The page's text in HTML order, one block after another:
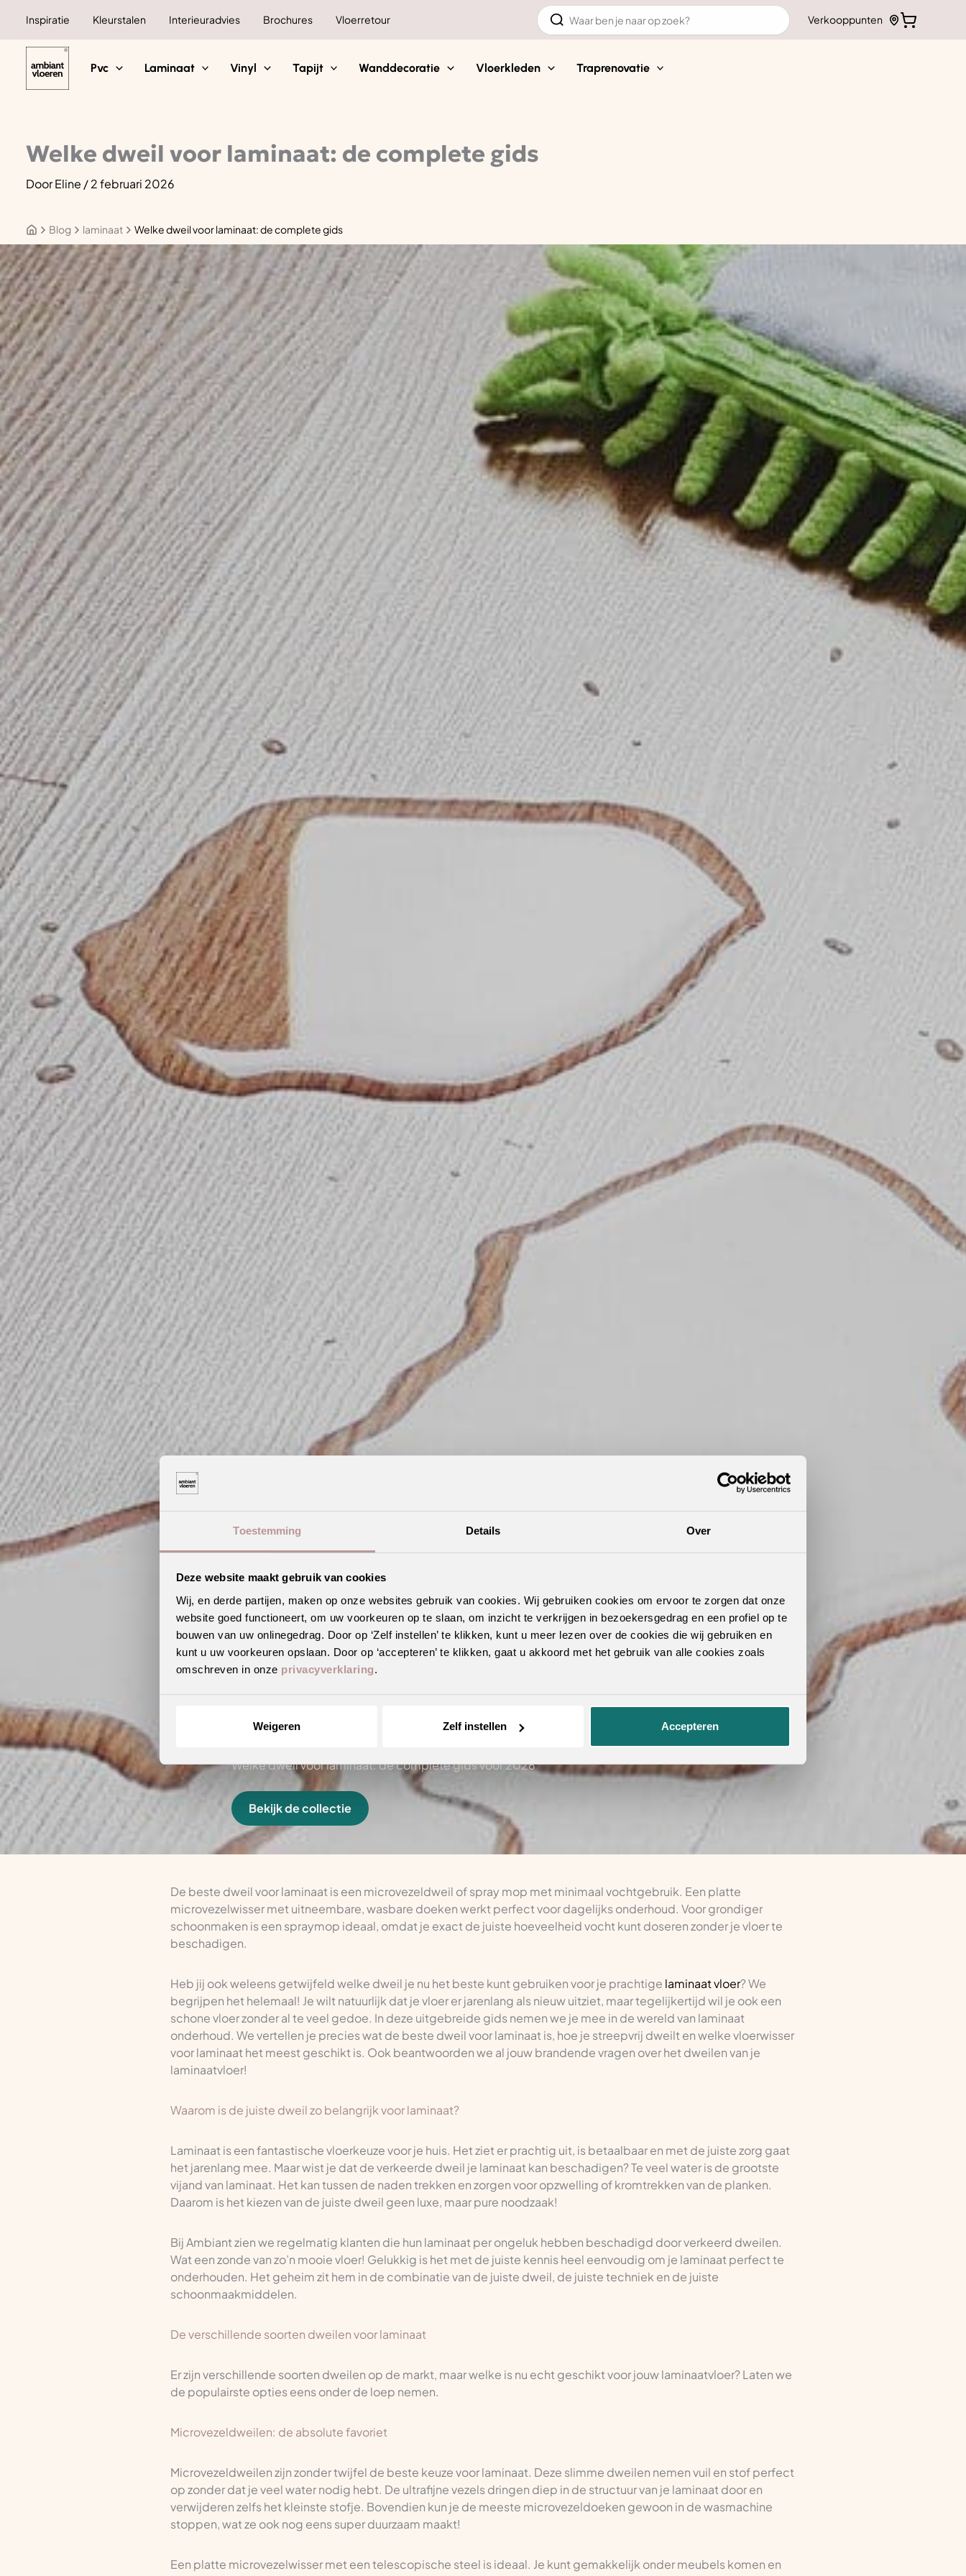
Toestemming Details Over
Deze website maakt gebruik van cookies
Wij, en derde partijen, maken op onze websites gebruik van cookies. Wij gebruiken cookies om ervoor te zorgen dat onze
website goed functioneert, om uw voorkeuren op te slaan, om inzicht te verkrijgen in bezoekersgedrag en een profiel op te
bouwen van uw onlinegedrag. Door op ‘Zelf instellen’ te klikken, kunt u meer lezen over de cookies die wij gebruiken en
kunt u uw voorkeuren opslaan. Door op ‘accepteren’ te klikken, gaat u akkoord met het gebruik van alle cookies zoals
omschreven in onze privacyverklaring.
Weigeren Zelf instellen Accepteren
Inspiratie Kleurstalen Interieuradvies Brochures Vloerretour
Zoeken
naar:
Verkooppunten
Pvc Laminaat Vinyl Tapijt Wanddecoratie Vloerkleden Traprenovatie
Welke dweil voor laminaat: de complete gids
DoorEline /2 februari 2026
Blog laminaat Welke dweil voor laminaat: de complete gids
Welke dweil voor laminaat: de complete gids voor 2026
Bekijk de collectie
De beste dweil voor laminaat is een microvezeldweil of spray mop met minimaal vochtgebruik. Een platte
microvezelwisser met uitneembare, wasbare doeken werkt perfect voor dagelijks onderhoud. Voor grondiger
schoonmaken is een spraymop ideaal, omdat je exact de juiste hoeveelheid vocht kunt doseren zonder je vloer te
beschadigen.
Heb jij ook weleens getwijfeld welke dweil je nu het beste kunt gebruiken voor je prachtige laminaat vloer? We
begrijpen het helemaal! Je wilt natuurlijk dat je vloer er jarenlang als nieuw uitziet, maar tegelijkertijd wil je ook een
schone vloer zonder al te veel gedoe. In deze uitgebreide gids nemen we je mee in de wereld van laminaat
onderhoud. We vertellen je precies wat de beste dweil voor laminaat is, hoe je streepvrij dweilt en welke vloerwisser
voor laminaat het meest geschikt is. Ook beantwoorden we al jouw brandende vragen over het dweilen van je
laminaatvloer!
Waarom is de juiste dweil zo belangrijk voor laminaat?
Laminaat is een fantastische vloerkeuze voor je huis. Het ziet er prachtig uit, is betaalbaar en met de juiste zorg gaat
het jarenlang mee. Maar wist je dat de verkeerde dweil je laminaat kan beschadigen? Te veel water is de grootste
vijand van laminaat. Het kan tussen de naden trekken en zorgen voor opzwelling of kromtrekken van de planken.
Daarom is het kiezen van de juiste dweil geen luxe, maar pure noodzaak!
Bij Ambiant zien we regelmatig klanten die hun laminaat per ongeluk hebben beschadigd door verkeerd dweilen.
Wat een zonde van zo’n mooie vloer! Gelukkig is het met de juiste kennis heel eenvoudig om je laminaat perfect te
onderhouden. Het geheim zit hem in de combinatie van de juiste dweil, de juiste techniek en de juiste
schoonmaakmiddelen.
De verschillende soorten dweilen voor laminaat
Er zijn verschillende soorten dweilen op de markt, maar welke is nu echt geschikt voor jouw laminaatvloer? Laten we
de populairste opties eens onder de loep nemen.
Microvezeldweilen: de absolute favoriet
Microvezeldweilen zijn zonder twijfel de beste keuze voor laminaat. Deze slimme dweilen nemen vuil en stof perfect
op zonder dat je veel water nodig hebt. De ultrafijne vezels dringen diep in de structuur van je laminaat door en
verwijderen zelfs het kleinste stofje. Bovendien kun je de meeste microvezeldoeken gewoon in de wasmachine
stoppen, wat ze ook nog eens super duurzaam maakt!
Een platte microvezelwisser met een telescopische steel is ideaal. Je kunt gemakkelijk onder meubels komen en